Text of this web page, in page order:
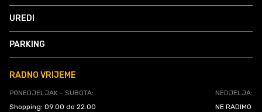
UREDI
PARKING
RADNO VRIJEME
PONEDJELJAK - SUBOTA:
Shopping: 09.00 do 22.00
NEDJELJA:
NE RADIMO